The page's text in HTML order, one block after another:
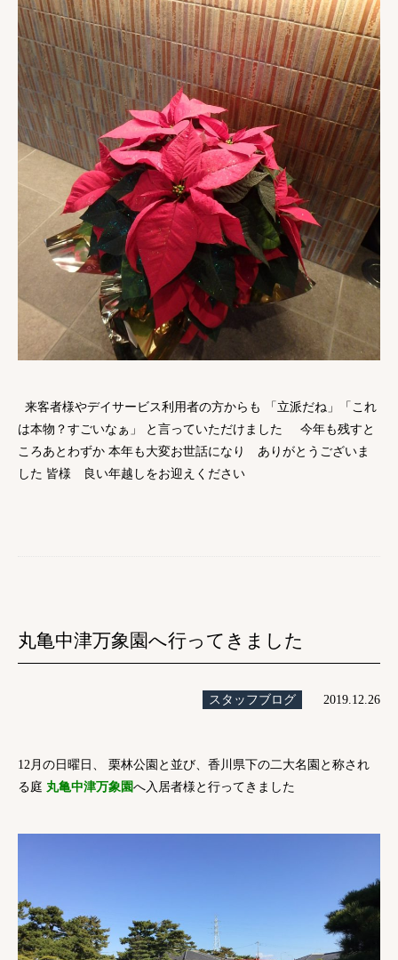
来客者様やデイサービス利用者の方からも 「立派だね」「これ
は本物？すごいなぁ」 と言っていただけました 今年も残すと
ころあとわずか 本年も大変お世話になり ありがとうございま
した 皆様 良い年越しをお迎えください
丸亀中津万象園へ行ってきました
スタッフブログ 2019.12.26
12月の日曜日、 栗林公園と並び、香川県下の二大名園と称され
る庭 丸亀中津万象園へ入居者様と行ってきました